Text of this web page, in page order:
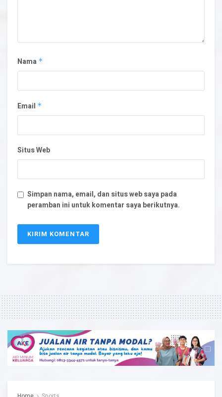
Nama *
Email *
Situs Web
Simpan nama, email, dan situs web saya pada
peramban ini untuk komentar saya berikutnya.